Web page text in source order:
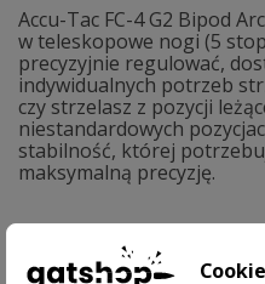
Accu-Tac FC-4 G2 Bipod
w teleskopowe nogi (5
precyzyjnie regulować,
indywidualnych potrzeb
czy strzelasz z pozycji
niestandardowych
stabilność, której
maksymalną precyzję.